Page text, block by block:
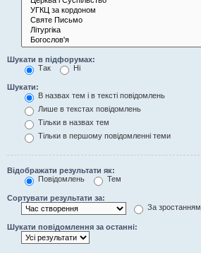
Шукати в підфорумах:
Так
Ні
Шукати:
В назвах тем і в тексті повідомлень
Лише в текстах повідомлень
Тільки в назвах тем
Тільки в першому повідомленні теми
Відображати результати як:
Повідомлень
Тем
Сортувати результати за:
За зростанням
Шукати повідомлення за останні: